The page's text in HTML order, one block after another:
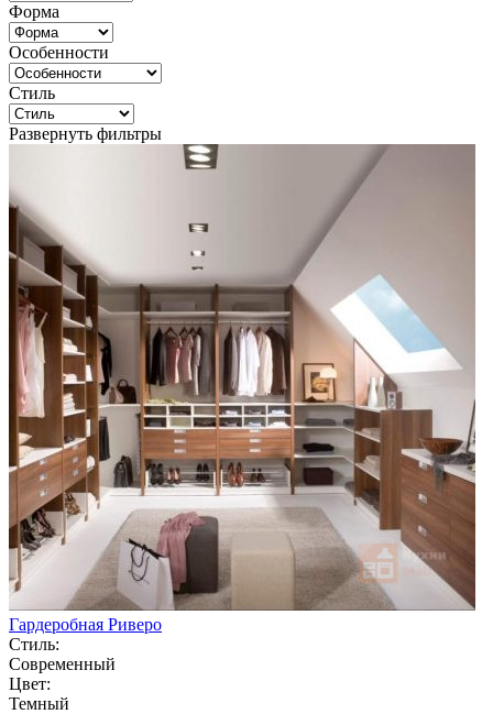
Форма
Особенности
Стиль
Развернуть фильтры
Гардеробная Риверо
Стиль:
Современный
Цвет:
Темный